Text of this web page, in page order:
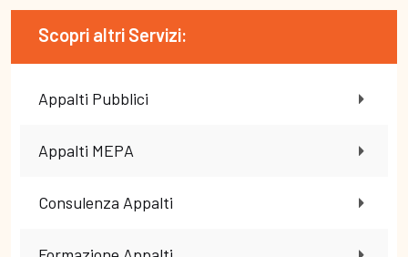
Scopri altri Servizi:
Appalti Pubblici
Appalti MEPA
Consulenza Appalti